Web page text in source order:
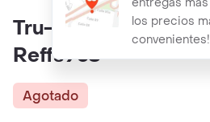
los precios
convenientes!
Tru-Life Silla
Reffs958
Agotado